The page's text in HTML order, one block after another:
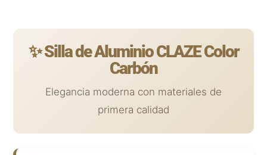
a
carrito✨ Silla de Aluminio CLAZE Color
Carbón
Elegancia moderna con materiales de
primera calidad